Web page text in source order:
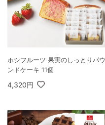
ホシフルーツ 果実のしっとりパウ
ンドケーキ 11個
4,320円